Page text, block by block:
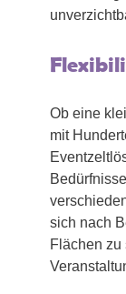
Ob eine
mit
sich nach
Flächen